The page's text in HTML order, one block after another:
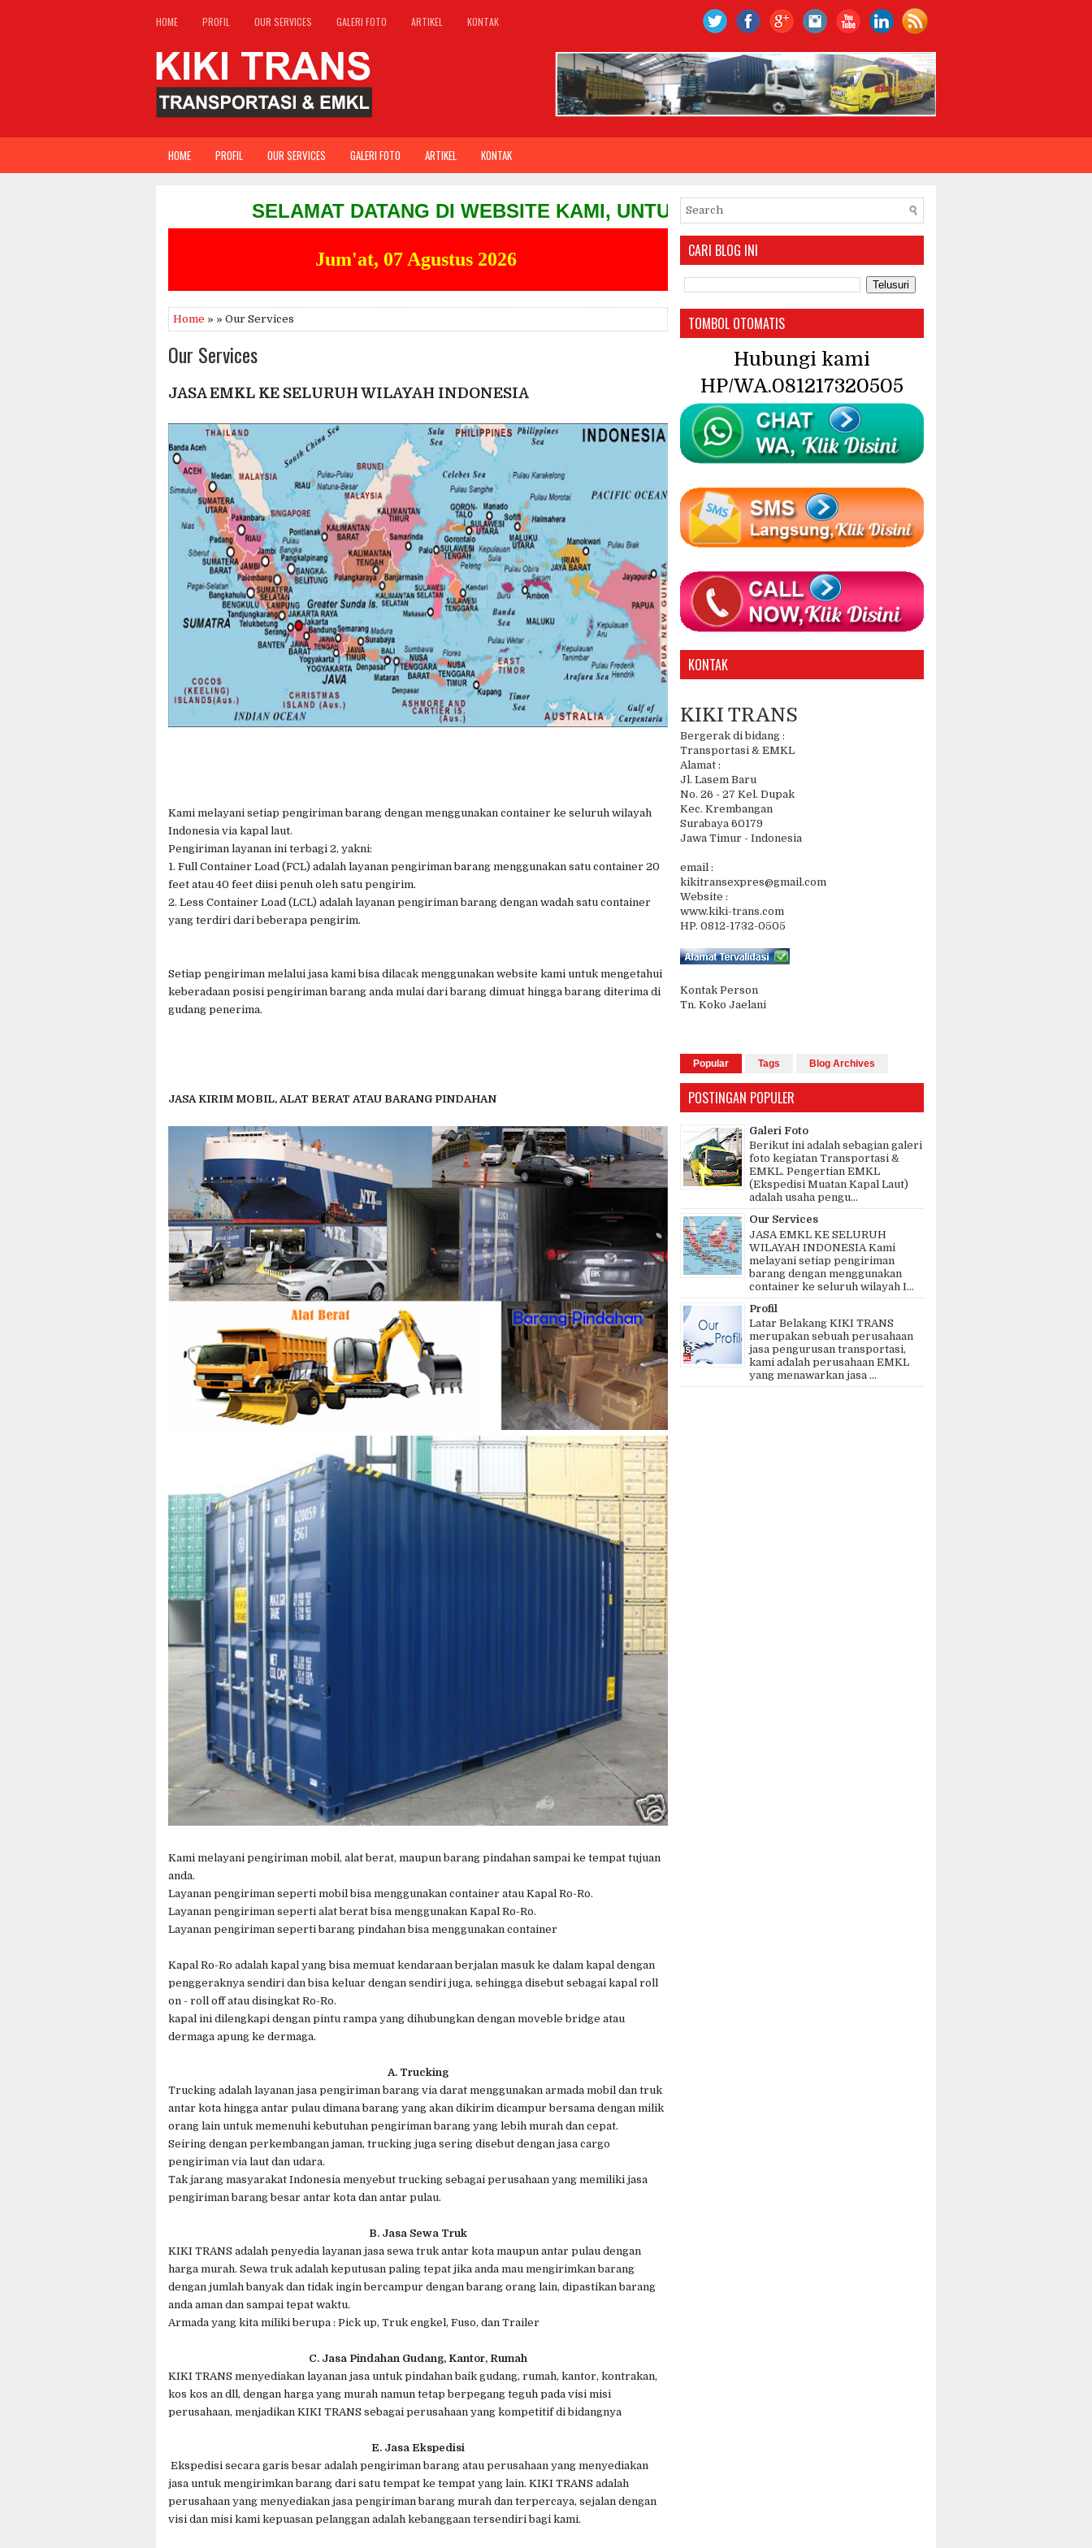
HOME PROFIL OUR SERVICES GALERI FOTO ARTIKEL KONTAK
HOME PROFIL OUR SERVICES GALERI FOTO ARTIKEL KONTAK
SELAMAT DATANG DI WEBSITE KAMI, UNTUK INFO & ORDER SILAHKAN HUBUNGI KAMI VIA
Jum'at, 07 Agustus 2026
Home » » Our Services
Our Services
JASA EMKL KE SELURUH WILAYAH INDONESIA
Kami melayani setiap pengiriman barang dengan menggunakan container ke seluruh wilayah
Indonesia via kapal laut.
Pengiriman layanan ini terbagi 2, yakni:
1. Full Container Load (FCL) adalah layanan pengiriman barang menggunakan satu container 20
feet atau 40 feet diisi penuh oleh satu pengirim.
2. Less Container Load (LCL) adalah layanan pengiriman barang dengan wadah satu container
yang terdiri dari beberapa pengirim.
Setiap pengiriman melalui jasa kami bisa dilacak menggunakan website kami untuk mengetahui
keberadaan posisi pengiriman barang anda mulai dari barang dimuat hingga barang diterima di
gudang penerima.
JASA KIRIM MOBIL, ALAT BERAT ATAU BARANG PINDAHAN
Kami melayani pengiriman mobil, alat berat, maupun barang pindahan sampai ke tempat tujuan
anda.
Layanan pengiriman seperti mobil bisa menggunakan container atau Kapal Ro-Ro.
Layanan pengiriman seperti alat berat bisa menggunakan Kapal Ro-Ro.
Layanan pengiriman seperti barang pindahan bisa menggunakan container
Kapal Ro-Ro adalah kapal yang bisa memuat kendaraan berjalan masuk ke dalam kapal dengan
penggeraknya sendiri dan bisa keluar dengan sendiri juga, sehingga disebut sebagai kapal roll
on - roll off atau disingkat Ro-Ro.
kapal ini dilengkapi dengan pintu rampa yang dihubungkan dengan moveble bridge atau
dermaga apung ke dermaga.
A. Trucking
Trucking adalah layanan jasa pengiriman barang via darat menggunakan armada mobil dan truk
antar kota hingga antar pulau dimana barang yang akan dikirim dicampur bersama dengan milik
orang lain untuk memenuhi kebutuhan pengiriman barang yang lebih murah dan cepat.
Seiring dengan perkembangan jaman, trucking juga sering disebut dengan jasa cargo
pengiriman via laut dan udara.
Tak jarang masyarakat Indonesia menyebut trucking sebagai perusahaan yang memiliki jasa
pengiriman barang besar antar kota dan antar pulau.
B. Jasa Sewa Truk
KIKI TRANS adalah penyedia layanan jasa sewa truk antar kota maupun antar pulau dengan
harga murah. Sewa truk adalah keputusan paling tepat jika anda mau mengirimkan barang
dengan jumlah banyak dan tidak ingin bercampur dengan barang orang lain, dipastikan barang
anda aman dan sampai tepat waktu.
Armada yang kita miliki berupa : Pick up, Truk engkel, Fuso, dan Trailer
C. Jasa Pindahan Gudang, Kantor, Rumah
KIKI TRANS menyediakan layanan jasa untuk pindahan baik gudang, rumah, kantor, kontrakan,
kos kos an dll, dengan harga yang murah namun tetap berpegang teguh pada visi misi
perusahaan, menjadikan KIKI TRANS sebagai perusahaan yang kompetitif di bidangnya
E. Jasa Ekspedisi
Ekspedisi secara garis besar adalah pengiriman barang atau perusahaan yang menyediakan
jasa untuk mengirimkan barang dari satu tempat ke tempat yang lain. KIKI TRANS adalah
perusahaan yang menyediakan jasa pengiriman barang murah dan terpercaya, sejalan dengan
visi dan misi kami kepuasan pelanggan adalah kebanggaan tersendiri bagi kami.
CARI BLOG INI
TOMBOL OTOMATIS
Hubungi kami
HP/WA.081217320505
KONTAK
KIKI TRANS
Bergerak di bidang :
Transportasi & EMKL
Alamat :
Jl. Lasem Baru
No. 26 - 27 Kel. Dupak
Kec. Krembangan
Surabaya 60179
Jawa Timur - Indonesia
email :
kikitransexpres@gmail.com
Website :
www.kiki-trans.com
HP. 0812-1732-0505
Kontak Person
Tn. Koko Jaelani
Popular Tags Blog Archives
POSTINGAN POPULER
Galeri Foto
Berikut ini adalah sebagian galeri
foto kegiatan Transportasi &
EMKL. Pengertian EMKL
(Ekspedisi Muatan Kapal Laut)
adalah usaha pengu...
Our Services
JASA EMKL KE SELURUH
WILAYAH INDONESIA Kami
melayani setiap pengiriman
barang dengan menggunakan
container ke seluruh wilayah I...
Profil
Latar Belakang KIKI TRANS
merupakan sebuah perusahaan
jasa pengurusan transportasi,
kami adalah perusahaan EMKL
yang menawarkan jasa ...